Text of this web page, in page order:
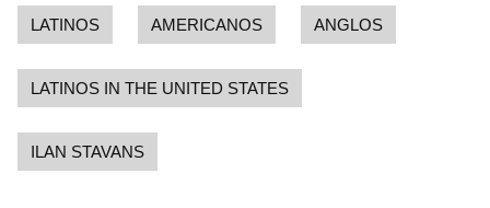
LATINOS AMERICANOS ANGLOS
LATINOS IN THE UNITED STATES
ILAN STAVANS